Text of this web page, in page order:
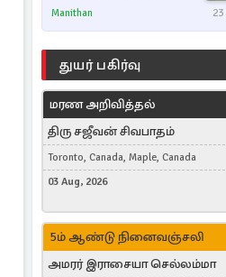
செல்லுமா?
Manithan
துயர் பகிர்வு
மரண அறிவித்தல்
திரு சஜீவன் சிவபாதம்
Toronto, Canada, Maple, Canada
03 Aug, 2026
5ம் ஆண்டு நினைவஞ்சலி
அமரர் இராசையா செல்லம்மா